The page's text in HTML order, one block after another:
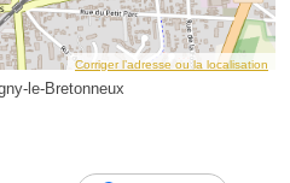
Corriger l’adresse ou la localisation
le-Bretonneux